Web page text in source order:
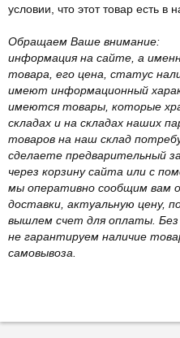
условии, что этот товар есть в
Обращаем Ваше внимание:
информация на сайте, а
товара, его цена, статус
имеют информационный
имеются товары, которые
складах и на складах наших
товаров на наш склад
сделаете предварительный
через корзину сайта или с
мы оперативно сообщим вам
доставки, актуальную цену,
вышлем счет для оплаты. Без
не гарантируем наличие
самовывоза.